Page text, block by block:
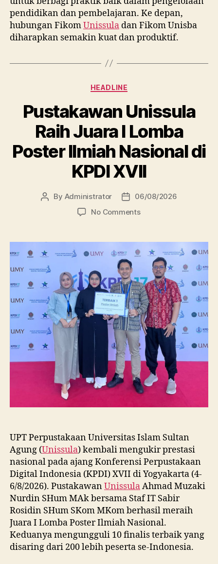
pendidikan dan pembelajaran. Ke depan,
hubungan FikomUnissula dan Fikom Unisba
diharapkan semakin kuat dan produktif.
Categories
HEADLINE
Pustakawan Unissula
Raih Juara I Lomba
Poster Ilmiah Nasional di
KPDI XVII
Post
By Administrator
Post
date
06/08/2026
No Commentson
Raih
Juara
Lomba
Poster
Ilmiah
Nasional
di
KPDI
XVII
UPT Perpustakaan Universitas Islam Sultan
Agung (Unissula) kembali mengukir prestasi
nasional pada ajang Konferensi Perpustakaan
Digital Indonesia (KPDI) XVII di Yogyakarta (4-
6/8/2026). PustakawanUnissulaAhmad Muzaki
Nurdin SHum MAk bersama Staf IT Sabir
Rosidin SHum SKom MKom berhasil meraih
Juara I Lomba Poster Ilmiah Nasional.
Keduanya mengungguli 10 finalis terbaik yang
disaring dari 200 lebih peserta se-Indonesia.